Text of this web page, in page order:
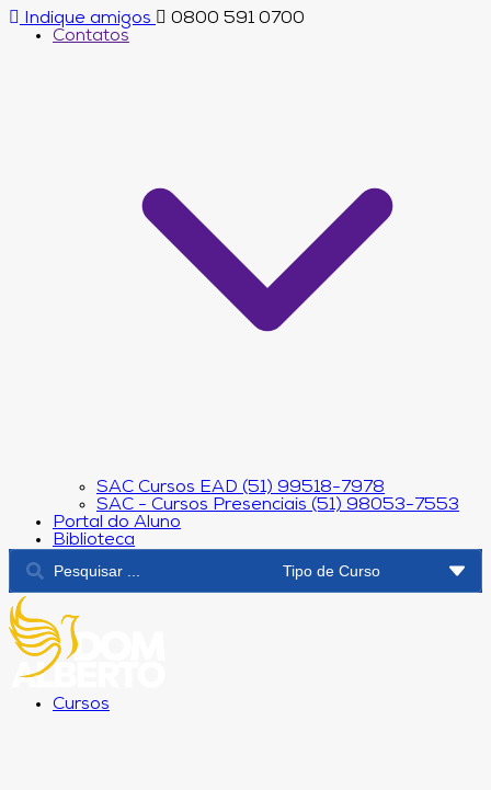
Indique amigos
0800 591 0700
Contatos
SAC Cursos EAD (51) 99518-7978
SAC - Cursos Presenciais (51) 98053-7553
Portal do Aluno
Biblioteca
Cursos